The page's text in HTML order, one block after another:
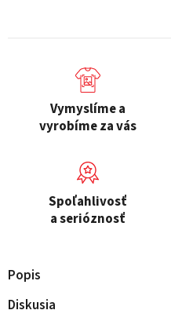
Vymyslíme a
vyrobíme za vás
Spoľahlivosť
a serióznosť
Popis
Diskusia